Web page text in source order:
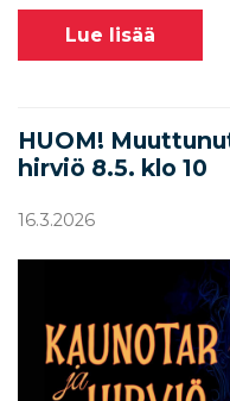
Lue lisää
HUOM!
hirviö 8.5. klo 10
16.3.2026